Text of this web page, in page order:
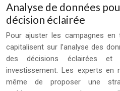
Analyse de données
décision éclairée
Pour ajuster les campagnes en
capitalisent sur l’analyse des
des décisions éclairées et
investissement. Les experts en
même de proposer une